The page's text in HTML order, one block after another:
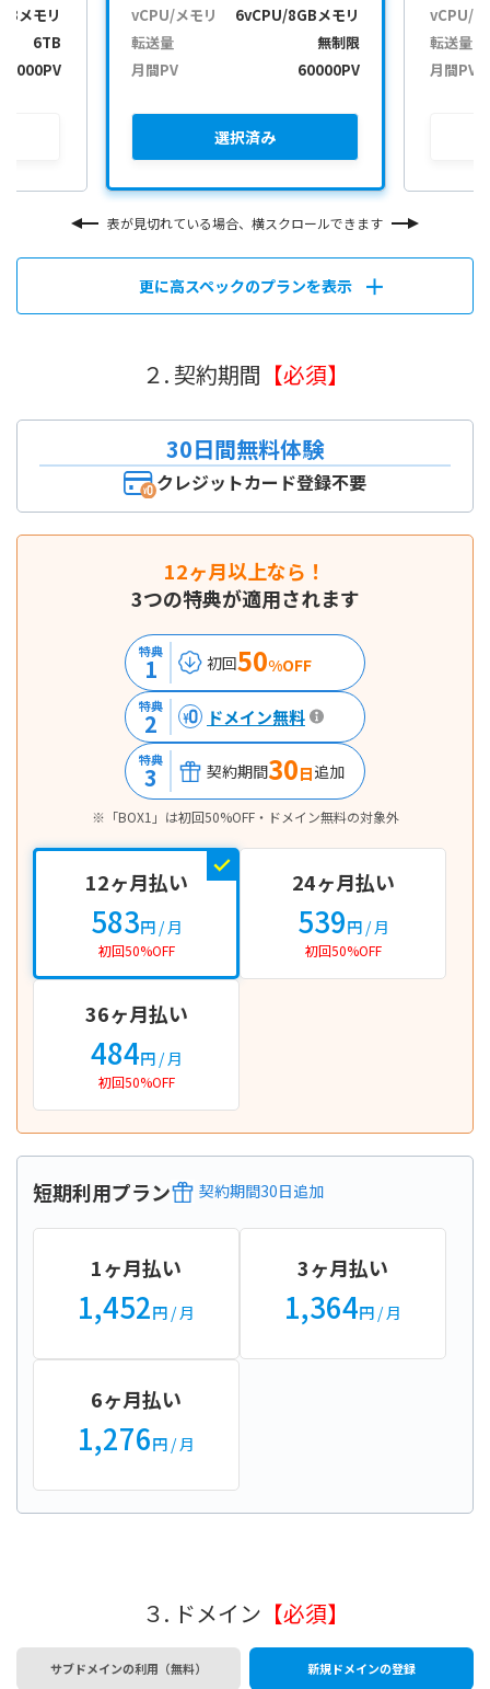
メモリ
6TB
vCPU/メモリ
6vCPU/8GBメモリ
転送量
無制限
月間PV
60000PV
選択済み
vCPU/
転送量
月間PV
表が見切れている場合、横スクロールできます
更に高スペックのプランを表示
２. 契約期間 【必須】
30日間無料体験
クレジットカード登録不要
12ヶ月以上なら！
3つの特典が適用されます
特典
1 初回50%OFF
特典
2 ドメイン無料
特典
3 契約期間30日追加
※「BOX1」は初回50%OFF・ドメイン無料の対象外
12ヶ月払い
583円/ 月
初回50%OFF
24ヶ月払い
539円/ 月
初回50%OFF
36ヶ月払い
484円/ 月
初回50%OFF
短期利用プラン 契約期間30日追加
1ヶ月払い
1,452円 / 月
3ヶ月払い
1,364円 / 月
6ヶ月払い
1,276円 / 月
３. ドメイン 【必須】
サブドメインの利用（無料） 新規ドメインの登録